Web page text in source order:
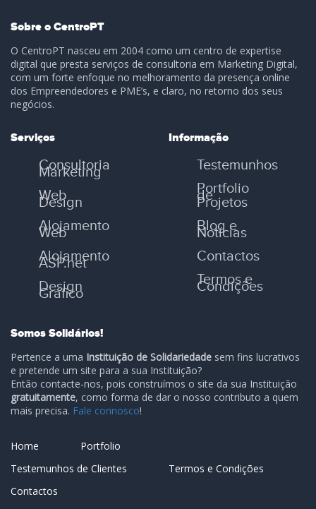
Sobre o CentroPT
O CentroPT nasceu em 2004 como um centro de expertise
digital que presta serviços de consultoria em Marketing Digital,
com um forte enfoque no melhoramento da presença online
dos Empreendedores e PME’s, e claro, no retorno dos seus
negócios.
Serviços
Consultoria
Marketing
Web
Design
Alojamento
Web
Alojamento
ASP.net
Design
Gráfico
Informação
Testemunhos
Portfolio
de
Projetos
Blog e
Notícias
Contactos
Termos e
Condições
Somos Solidários!
Pertence a uma Instituição de Solidariedade sem fins lucrativos
e pretende um site para a sua Instituição?
Então contacte-nos, pois construímos o site da sua Instituição
gratuitamente, como forma de dar o nosso contributo a quem
mais precisa. Fale connosco!
Home
Portfolio
Testemunhos de Clientes
Termos e Condições
Contactos